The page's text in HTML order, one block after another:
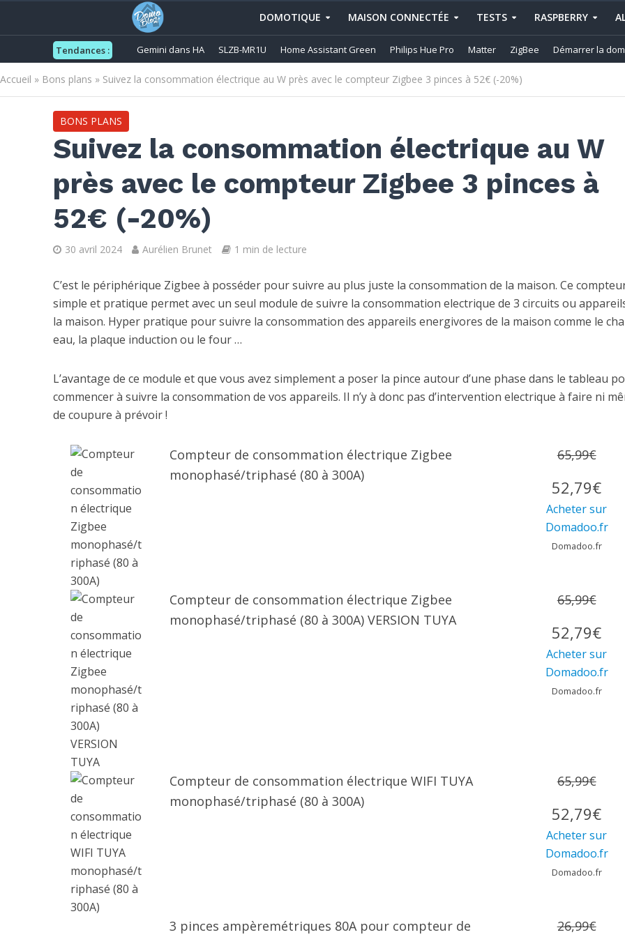
DOMOTIQUE MAISON CONNECTÉE TESTS RASPBERRY
Tendances : Gemini dans HA SLZB-MR1U Home Assistant Green Philips Hue Pro Matter ZigBee Démarrer la
Accueil » Bons plans » Suivez la consommation électrique au W près avec le compteur Zigbee 3 pinces à 52€ (-20%)
BONS PLANS
Suivez la consommation électrique au W
près avec le compteur Zigbee 3 pinces à
52€ (-20%)
30 avril 2024 Aurélien Brunet 1 min de lecture
C’est le périphérique Zigbee à posséder pour suivre au plus juste la consommation de la maison. Ce
simple et pratique permet avec un seul module de suivre la consommation electrique de 3 circuits ou
la maison. Hyper pratique pour suivre la consommation des appareils energivores de la maison comme le
eau, la plaque induction ou le four …
L’avantage de ce module et que vous avez simplement a poser la pince autour d’une phase dans le tableau
commencer à suivre la consommation de vos appareils. Il n’y à donc pas d’intervention electrique à faire ni
de coupure à prévoir !
Compteur de consommation électrique Zigbee
monophasé/triphasé (80 à 300A)
65,99€
52,79€
Acheter sur
Domadoo.fr
Domadoo.fr
Compteur de consommation électrique Zigbee
monophasé/triphasé (80 à 300A) VERSION TUYA
65,99€
52,79€
Acheter sur
Domadoo.fr
Domadoo.fr
Compteur de consommation électrique WIFI TUYA
monophasé/triphasé (80 à 300A)
65,99€
52,79€
Acheter sur
Domadoo.fr
Domadoo.fr
3 pinces ampèremétriques 80A pour compteur de
26,99€